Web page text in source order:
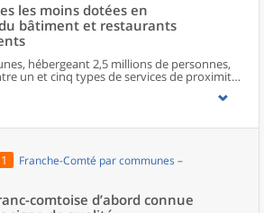
les moins dotées en
bâtiment et restaurants
hébergeant 2,5 millions de personnes,
un et cinq types de services de proximité.
artisans et les restaurants sont les plus
n’apparaissent de façon
aux services médicaux, ils sont situés
d’un nombre d’équipements
communes qui possèdent au moins un
abritent 162 000 habitants.
Franche-Comté par communes –
comtoise d’abord connue